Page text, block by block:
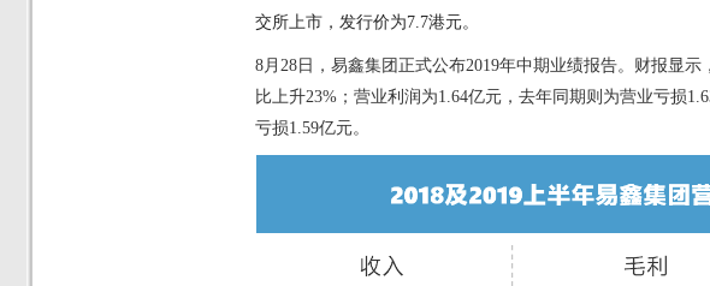
交所上市，发行价为7.7港元。
8月28日，易鑫集团正式公布2019年中期业绩报告。财报显
比上升23%；营业利润为1.64亿元，去年同期则为营业亏损
亏损1.59亿元。